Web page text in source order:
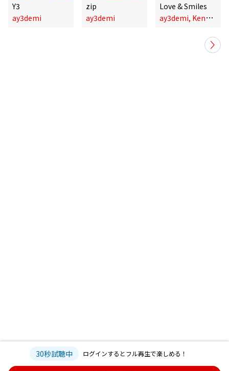
Y3
ay3demi
zip
ay3demi
Love & Smiles
a
y3demi, Keno Carter
30秒試聴中 ログインするとフル再生で楽しめる！